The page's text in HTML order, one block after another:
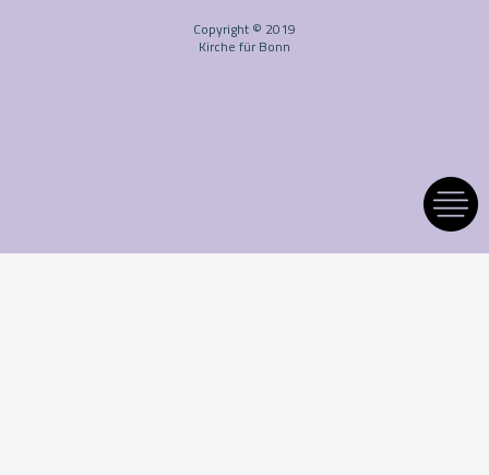
Copyright © 2019
Kirche für Bonn